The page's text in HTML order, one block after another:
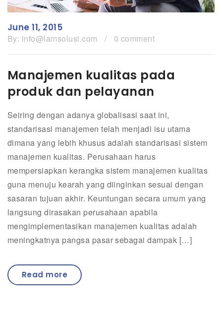
June 11, 2015
By: info@lamsolusi.com / 0 comment
Manajemen kualitas pada
produk dan pelayanan
Seiring dengan adanya globalisasi saat ini,
standarisasi manajemen telah menjadi isu utama
dimana yang lebih khusus adalah standarisasi sistem
manajemen kualitas. Perusahaan harus
mempersiapkan kerangka sistem manajemen kualitas
guna menuju kearah yang diinginkan sesuai dengan
sasaran tujuan akhir. Keuntungan secara umum yang
langsung dirasakan perusahaan apabila
mengimplementasikan manajemen kualitas adalah
meningkatnya pangsa pasar sebagai dampak […]
Read more